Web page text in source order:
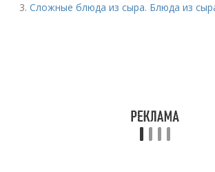
Сложные блюда из сыра. Блюда из